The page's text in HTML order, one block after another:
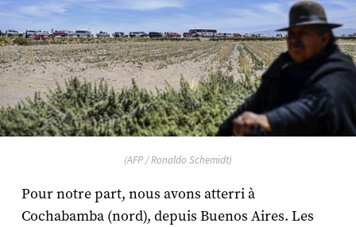
(AFP / Ronaldo Schemidt)
Pour notre part, nous avons atterri à
Cochabamba (nord), depuis Buenos Aires. Les